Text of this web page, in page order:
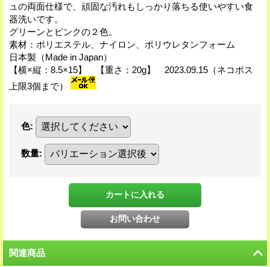
ュの両面仕様で、頑固な汚れもしっかり落ちる使いやすい食
器洗いです。
グリーンとピンクの２色。
素材：ポリエステル、ナイロン、ポリウレタンフォーム
日本製（Made in Japan）
【横×縦：8.5×15】 【重さ：20g】 2023.09.15（ネコポス
上限3個まで）
色:
数量:
関連商品